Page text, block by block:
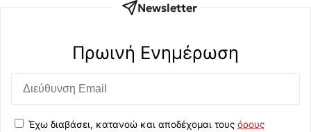
Newsletter
Πρωινή Eνημέρωση
Έχω διαβάσει, κατανοώ και αποδέχομαι τους όρους